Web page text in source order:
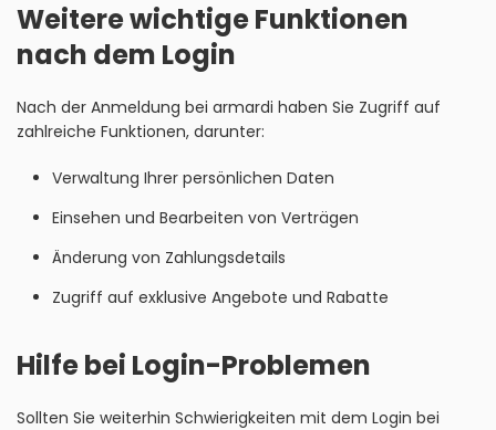
Weitere wichtige Funktionen
nach dem Login
Nach der Anmeldung bei armardi haben Sie Zugriff auf
zahlreiche Funktionen, darunter:
Verwaltung Ihrer persönlichen Daten
Einsehen und Bearbeiten von Verträgen
Änderung von Zahlungsdetails
Zugriff auf exklusive Angebote und Rabatte
Hilfe bei Login-Problemen
Sollten Sie weiterhin Schwierigkeiten mit dem Login bei